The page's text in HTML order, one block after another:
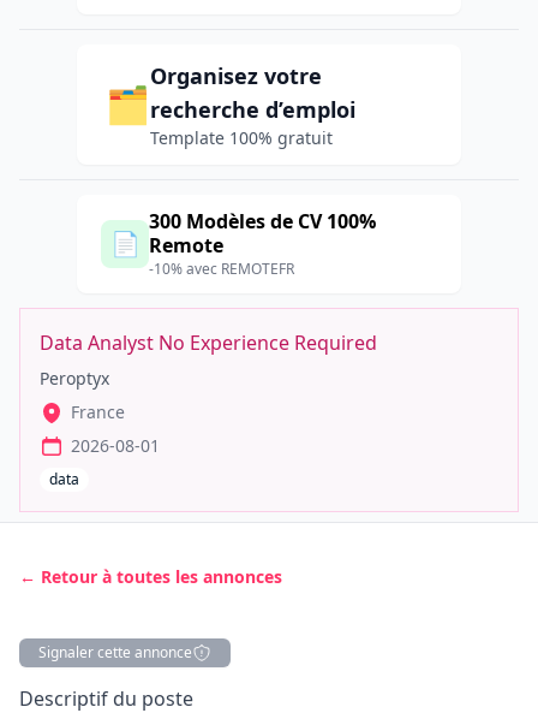
🗂️
Organisez votre
recherche d’emploi
Template 100% gratuit
📄
300 Modèles de CV 100%
Remote
-10% avec REMOTEFR
Data Analyst No Experience Required
Peroptyx
France
2026-08-01
data
← Retour à toutes les annonces
Signaler cette annonce
Description
Descriptif du poste